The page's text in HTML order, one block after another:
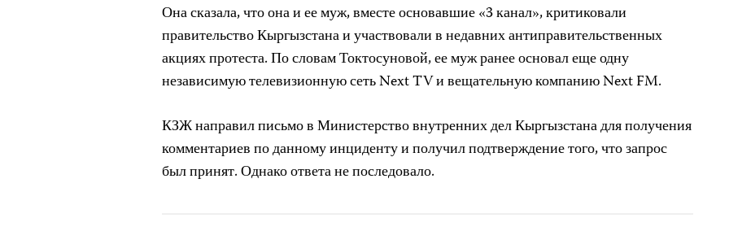
Она сказала, что она и ее муж, вместе основавшие «3 канал», критиковали
правительство Кыргызстана и участвовали в недавних антиправительственных
акциях протеста. По словам Токтосуновой, ее муж ранее основал еще одну
независимую телевизионную сеть Next TV и вещательную компанию Next FM.
КЗЖ направил письмо в Министерство внутренних дел Кыргызстана для получения
комментариев по данному инциденту и получил подтверждение того, что запрос
был принят. Однако ответа не последовало.